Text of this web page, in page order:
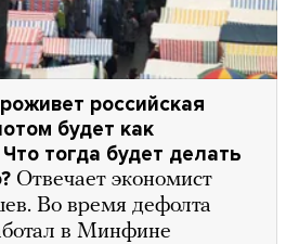
российская
будет как
тогда будет делать
Отвечает экономист
Во время дефолта
в Минфине